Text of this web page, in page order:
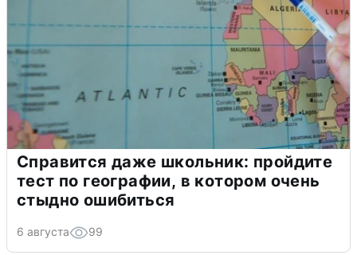
Справится даже школьник: пройдите
тест по географии, в котором очень
стыдно ошибиться
6 августа 99